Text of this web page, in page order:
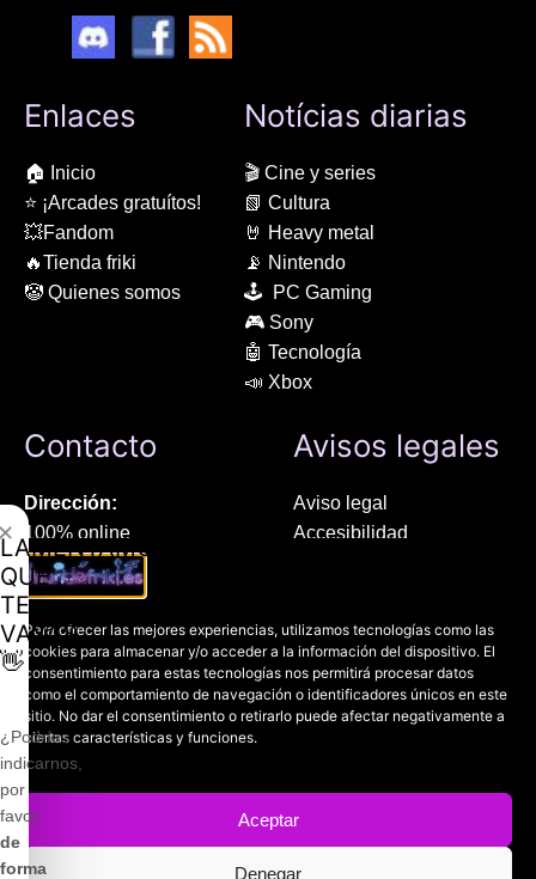
Para ofrecer las mejores experiencias, utilizamos tecnologías como las
cookies para almacenar y/o acceder a la información del dispositivo. El
consentimiento para estas tecnologías nos permitirá procesar datos
como el comportamiento de navegación o identificadores únicos en este
sitio. No dar el consentimiento o retirarlo puede afectar negativamente a
ciertas características y funciones.
Aceptar
Denegar
Enlaces
🏠 Inicio
⭐ ¡Arcades gratuítos!
💥Fandom
🔥Tienda friki
🤡 Quienes somos
Notícias diarias
🎬 Cine y series
📗 Cultura
🤘 Heavy metal
📡 Nintendo
🕹 PC Gaming
🎮 Sony
🤖 Tecnología
📣 Xbox
Contacto
Dirección:
100% online
Manresa (08241), Barcelona
Chat Whatsapp (solo texto):
+34 689 800 662
Correo:
contacto@mundofriki.es
Avisos legales
Aviso legal
Accesibilidad
Política de privacidad
Copyright © 2022-2026
LAMENTAMOS
QUE
TE
VAYAS
👋
¿Podrías
indicarnos,
por
favor,
de
forma